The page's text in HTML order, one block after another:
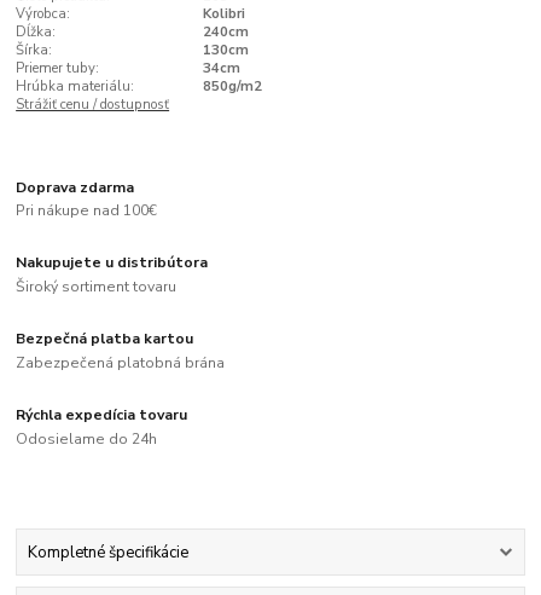
Výrobca:
Kolibri
Dĺžka:
240cm
Šírka:
130cm
Priemer tuby:
34cm
Hrúbka materiálu:
850g/m2
Strážiť cenu / dostupnosť
Doprava zdarma
Pri nákupe nad 100€
Nakupujete u distribútora
Široký sortiment tovaru
Bezpečná platba kartou
Zabezpečená platobná brána
Rýchla expedícia tovaru
Odosielame do 24h
Kompletné špecifikácie